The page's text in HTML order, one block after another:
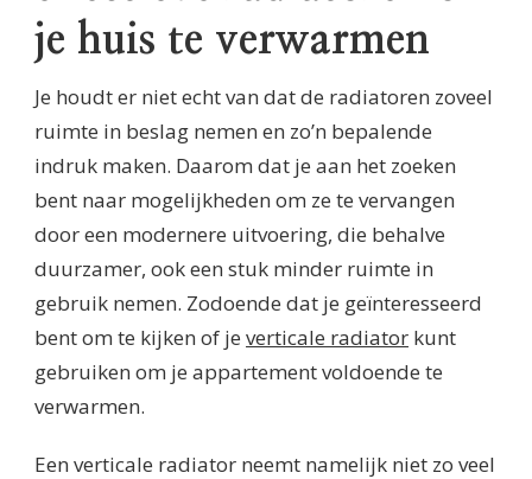
je huis te verwarmen
Je houdt er niet echt van dat de radiatoren zoveel
ruimte in beslag nemen en zo’n bepalende
indruk maken. Daarom dat je aan het zoeken
bent naar mogelijkheden om ze te vervangen
door een modernere uitvoering, die behalve
duurzamer, ook een stuk minder ruimte in
gebruik nemen. Zodoende dat je geïnteresseerd
bent om te kijken of je verticale radiator kunt
gebruiken om je appartement voldoende te
verwarmen.
Een verticale radiator neemt namelijk niet zo veel